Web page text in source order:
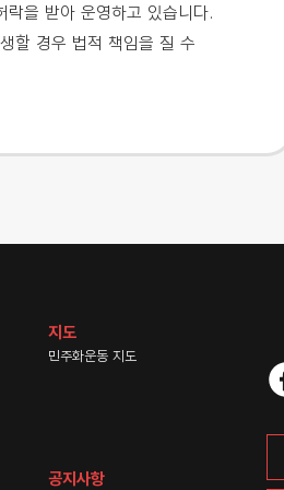
락을 받아 운영하고 있습니다.
할 경우 법적 책임을 질 수
지도
민주화운동 지도
공지사항